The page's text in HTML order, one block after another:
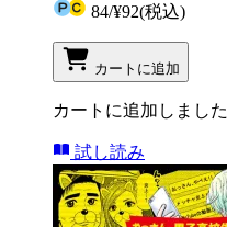
84/¥92(税込)
カートに追加
カートに追加しました
試し読み